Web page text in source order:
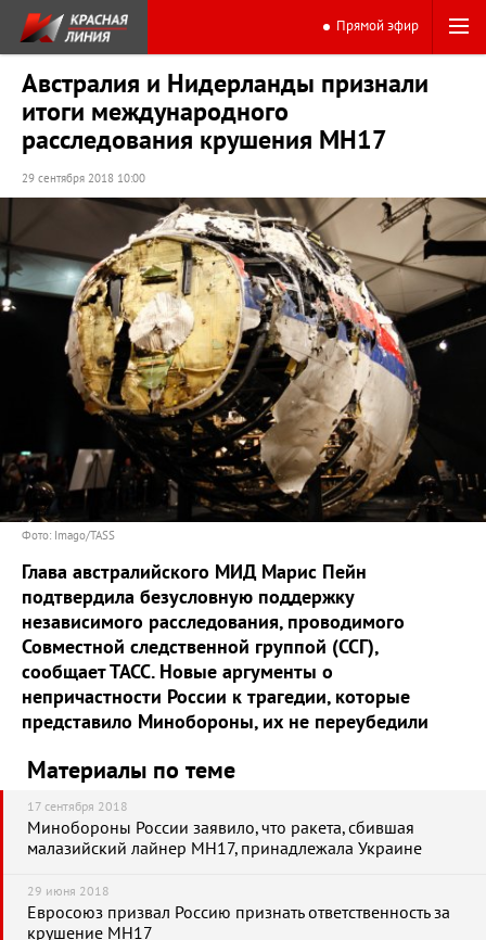
Прямой эфир
Австралия и Нидерланды признали
итоги международного
расследования крушения MH17
29 сентября 2018 10:00
Фото: Imago/TASS
Глава австралийского МИД Марис Пейн
подтвердила безусловную поддержку
независимого расследования, проводимого
Совместной следственной группой (ССГ),
сообщает ТАСС. Новые аргументы о
непричастности России к трагедии, которые
представило Минобороны, их не переубедили
Материалы по теме
17 сентября 2018
Минобороны России заявило, что ракета, сбившая
малазийский лайнер MH17, принадлежала Украине
29 июня 2018
Евросоюз призвал Россию признать ответственность за
крушение MH17